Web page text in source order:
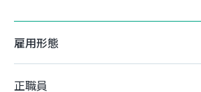
雇用形態
正職員